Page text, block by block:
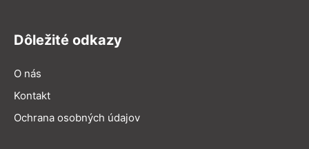
Dôležité odkazy
O nás
Kontakt
Ochrana osobných údajov